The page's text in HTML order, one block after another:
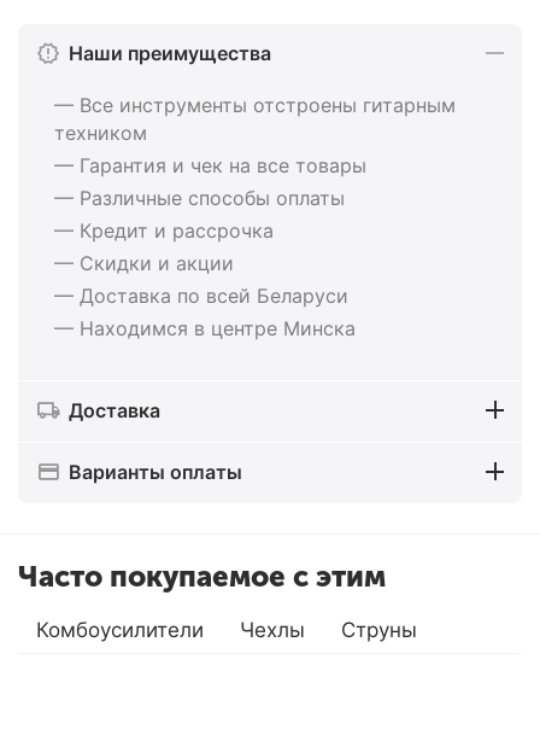
Наши преимущества
— Все инструменты отстроены гитарным
техником
— Гарантия и чек на все товары
— Различные способы оплаты
— Кредит и рассрочка
— Скидки и акции
— Доставка по всей Беларуси
— Находимся в центре Минска
Доставка
Варианты оплаты
Часто покупаемое с этим
Комбоусилители Чехлы Струны